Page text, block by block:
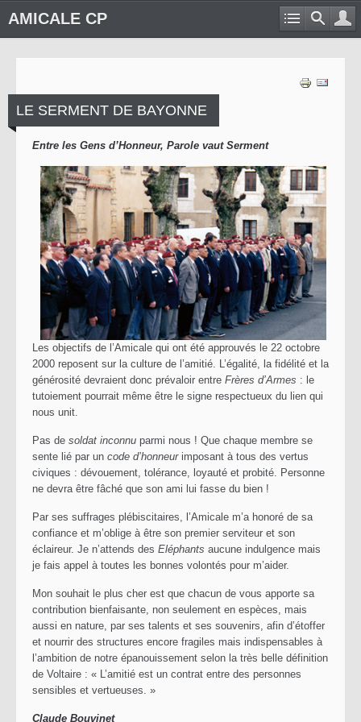
AMICALE CP
LE SERMENT DE BAYONNE
Entre les Gens d’Honneur, Parole vaut Serment
Les objectifs de l’Amicale qui ont été approuvés le 22 octobre
2000 reposent sur la culture de l’amitié. L’égalité, la fidélité et la
générosité devraient donc prévaloir entre Frères d’Armes : le
tutoiement pourrait même être le signe respectueux du lien qui
nous unit.
Pas de soldat inconnu parmi nous ! Que chaque membre se
sente lié par un code d’honneurimposant à tous des vertus
civiques : dévouement, tolérance, loyauté et probité. Personne
ne devra être fâché que son ami lui fasse du bien !
Par ses suffrages plébiscitaires, l’Amicale m’a honoré de sa
confiance et m’oblige à être son premier serviteur et son
éclaireur. Je n’attends des Eléphants aucune indulgence mais
je fais appel à toutes les bonnes volontés pour m’aider.
Mon souhait le plus cher est que chacun de vous apporte sa
contribution bienfaisante, non seulement en espèces, mais
aussi en nature, par ses talents et ses souvenirs, afin d’étoffer
et nourrir des structures encore fragiles mais indispensables à
l’ambition de notre épanouissement selon la très belle définition
de Voltaire : « L’amitié est un contrat entre des personnes
sensibles et vertueuses. »
Claude Bouvinet